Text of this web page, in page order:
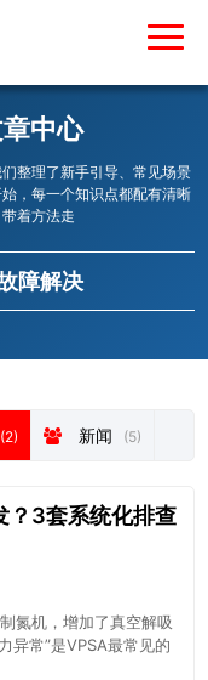
中心
整理了新手引导、常见场景
，每一个知识点都配有清晰
着方法走
障解决
(2) 新闻 (5)
？3套系统化排查
氮机，增加了真空解吸
异常”是VPSA最常见的